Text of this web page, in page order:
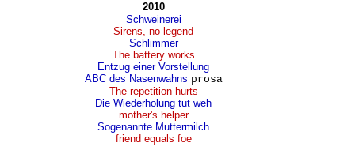
2010
Schweinerei
Sirens, no legend
Schlimmer
The battery works
Entzug einer Vorstellung
ABC des Nasenwahns prosa
The repetition hurts
Die Wiederholung tut weh
mother's helper
Sogenannte Muttermilch
friend equals foe